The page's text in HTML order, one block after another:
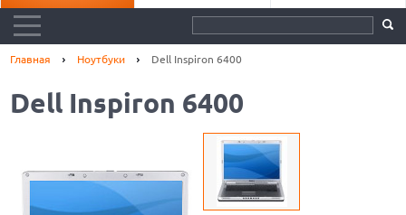
Главная Ноутбуки Dell Inspiron 6400
Dell Inspiron 6400